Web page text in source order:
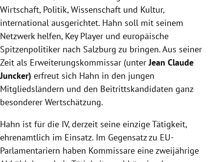
Wirtschaft, Politik, Wissenschaft und Kultur,
international ausgerichtet. Hahn soll mit seinem
Netzwerk helfen, Key Player und europäische
Spitzenpolitiker nach Salzburg zu bringen. Aus seiner
Zeit als Erweiterungskommissar (unterJean Claude
Juncker) erfreut sich Hahn in den jungen
Mitgliedsländern und den Beitrittskandidaten ganz
besonderer Wertschätzung.
Hahn ist für die IV, derzeit seine einzige Tätigkeit,
ehrenamtlich im Einsatz. Im Gegensatz zu EU-
Parlamentariern haben Kommissare eine zweijährige